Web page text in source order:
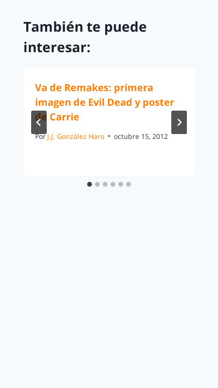
También te puede
interesar:
Va de Remakes: primera
imagen de Evil Dead y poster
de Carrie
Por J.J. González Haro octubre 15, 2012